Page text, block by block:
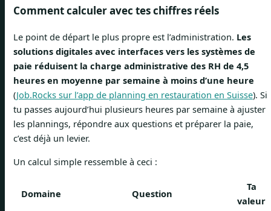
Comment calculer avec tes chiffres réels
Le point de départ le plus propre est l’administration. Les
solutions digitales avec interfaces vers les systèmes de
paie réduisent la charge administrative des RH de 4,5
heures en moyenne par semaine à moins d’une heure
(Job.Rocks sur l’app de planning en restauration en Suisse). Si
tu passes aujourd’hui plusieurs heures par semaine à ajuster
les plannings, répondre aux questions et préparer la paie,
c’est déjà un levier.
Un calcul simple ressemble à ceci :
Domaine Question
Ta
valeur